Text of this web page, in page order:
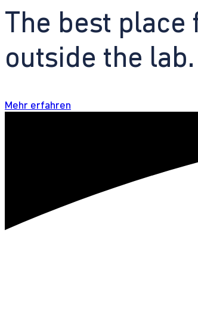
The best
outside the lab.
Mehr erfahren